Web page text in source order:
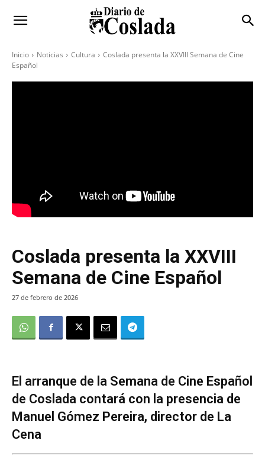
Inicio Noticias Cultura
Coslada presenta la XXVIII Semana de Cine
Español
Coslada presenta la XXVIII
Semana de Cine Español
27 de febrero de 2026
El arranque de la Semana de Cine Español
de Coslada contará con la presencia de
Manuel Gómez Pereira, director de La
Cena